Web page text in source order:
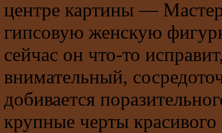
центре картины —
гипсовую женскую
сейчас он что-то
внимательный,
добивается
крупные черты красивого